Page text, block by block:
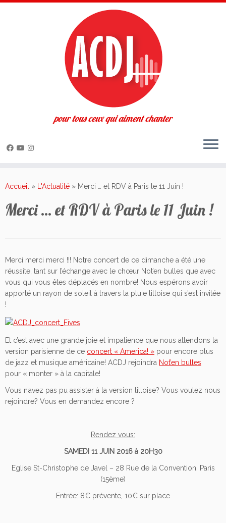
au
pour tous ceux qui aiment chanter
Accueil » L'Actualité » Merci … et RDV à Paris le 11 Juin !
Merci … et RDV à Paris le 11 Juin !
Merci merci merci !!! Notre concert de ce dimanche a été une
réussite, tant sur l’échange avec le chœur Not’en bulles que avec
vous qui vous êtes déplacés en nombre! Nous espérons avoir
apporté un rayon de soleil à travers la pluie lilloise qui s’est invitée
!
Et c’est avec une grande joie et impatience que nous attendons la
version parisienne de ce concert « America! » pour encore plus
de jazz et musique américaine! ACDJ rejoindra Not’en bulles
pour « monter » à la capitale!
Vous n’avez pas pu assister à la version lilloise? Vous voulez nous
rejoindre? Vous en demandez encore ?
Rendez vous:
SAMEDI 11 JUIN 2016 à 20H30
Eglise St-Christophe de Javel – 28 Rue de la Convention, Paris
(15ème)
Entrée: 8€ prévente, 10€ sur place